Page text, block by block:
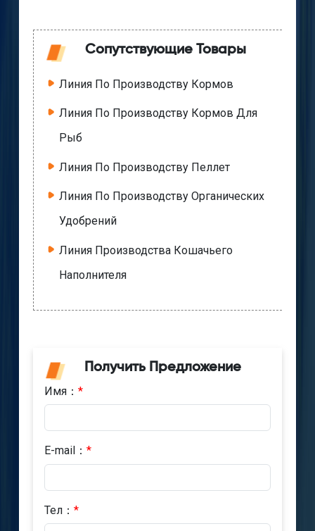
Сопутствующие Товары
Линия По Производству Кормов
Линия По Производству Кормов Для
Рыб
Линия По Производству Пеллет
Линия По Производству Органических
Удобрений
Линия Производства Кошачьего
Наполнителя
Получить Предложение
Имя： *
E-mail： *
Тел： *